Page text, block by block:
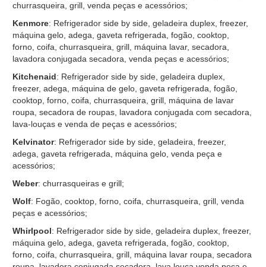
churrasqueira, grill, venda peças e acessórios;
Kenmore: Refrigerador side by side, geladeira duplex, freezer,
máquina gelo, adega, gaveta refrigerada, fogão, cooktop,
forno, coifa, churrasqueira, grill, máquina lavar, secadora,
lavadora conjugada secadora, venda peças e acessórios;
Kitchenaid: Refrigerador side by side, geladeira duplex,
freezer, adega, máquina de gelo, gaveta refrigerada, fogão,
cooktop, forno, coifa, churrasqueira, grill, máquina de lavar
roupa, secadora de roupas, lavadora conjugada com secadora,
lava-louças e venda de peças e acessórios;
Kelvinator: Refrigerador side by side, geladeira, freezer,
adega, gaveta refrigerada, máquina gelo, venda peça e
acessórios;
Weber: churrasqueiras e grill;
Wolf: Fogão, cooktop, forno, coifa, churrasqueira, grill, venda
peças e acessórios;
Whirlpool: Refrigerador side by side, geladeira duplex, freezer,
máquina gelo, adega, gaveta refrigerada, fogão, cooktop,
forno, coifa, churrasqueira, grill, máquina lavar roupa, secadora